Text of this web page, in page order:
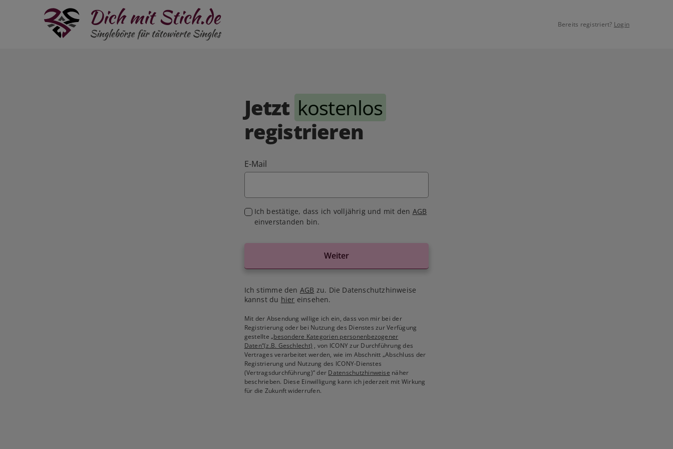
Bereits registriert? Login
Jetzt kostenlos
registrieren
E-Mail
Ich bestätige, dass ich volljährig und mit den AGB
einverstanden bin.
Weiter
Ich stimme den AGB zu. Die Datenschutzhinweise
kannst du hier einsehen.
Mit der Absendung willige ich ein, dass von mir bei der
Registrierung oder bei Nutzung des Dienstes zur Verfügung
gestellte„besondere Kategorien personenbezogener
Daten“(z.B. Geschlecht) , von ICONY zur Durchführung des
Vertrages verarbeitet werden, wie im Abschnitt „Abschluss der
Registrierung und Nutzung des ICONY-Dienstes
(Vertragsdurchführung)“ der Datenschutzhinweise näher
beschrieben. Diese Einwilligung kann ich jederzeit mit Wirkung
für die Zukunft widerrufen.